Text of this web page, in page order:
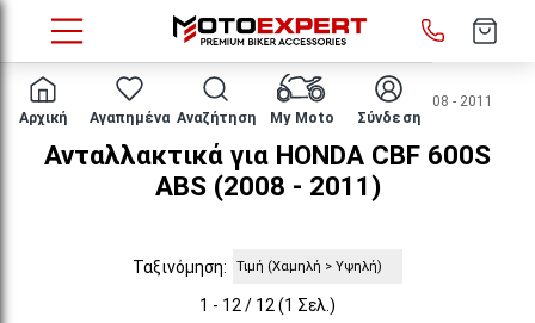
Αρχική Αγαπημένα Αναζήτηση My Moto Σύνδεση
HOME Μάρκα/μοντέλο HONDA CBF 600S ABS 2008 - 2011
Ανταλλακτικά για HONDA CBF 600S
ABS (2008 - 2011)
Ταξινόμηση:
1 - 12 / 12 (1 Σελ.)